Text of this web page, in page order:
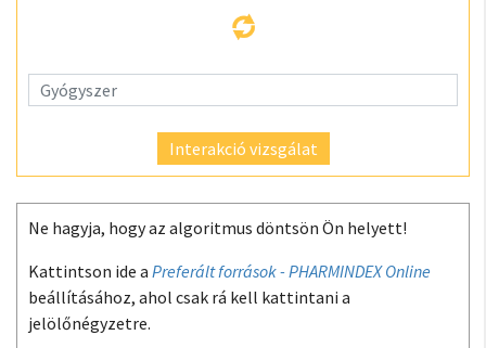
Interakció vizsgálat
Ne hagyja, hogy az algoritmus döntsön Ön helyett!
Kattintson ide a Preferált források - PHARMINDEX Online
beállításához, ahol csak rá kell kattintani a
jelölőnégyzetre.